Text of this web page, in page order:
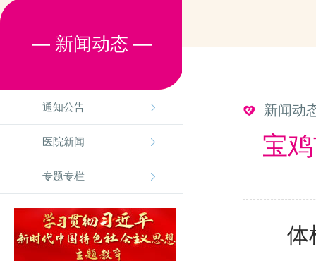
— 新闻动态 —
通知公告
医院新闻
专题专栏
新闻动
宝
体